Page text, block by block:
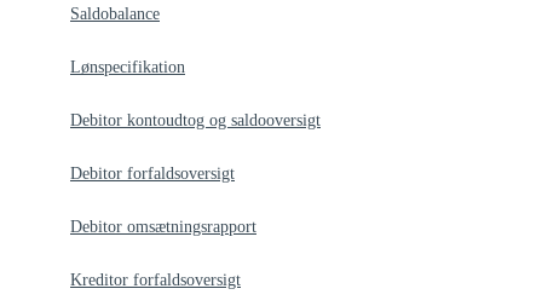
Saldobalance
Lønspecifikation
Debitor kontoudtog og saldooversigt
Debitor forfaldsoversigt
Debitor omsætningsrapport
Kreditor forfaldsoversigt